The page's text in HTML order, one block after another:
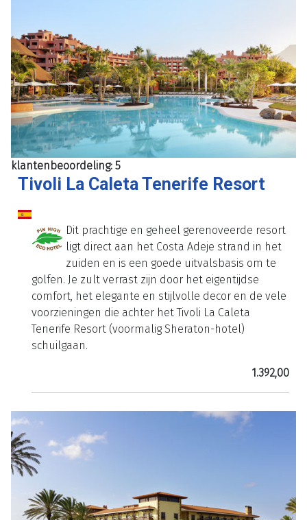
klantenbeoordeling: 5
Tivoli La Caleta Tenerife Resort
Dit prachtige en geheel gerenoveerde resort
ligt direct aan het Costa Adeje strand in het
zuiden en is een goede uitvalsbasis om te
golfen. Je zult verrast zijn door het eigentijdse
comfort, het elegante en stijlvolle decor en de vele
voorzieningen die achter het Tivoli La Caleta
Tenerife Resort (voormalig Sheraton-hotel)
schuilgaan.
1.392,00